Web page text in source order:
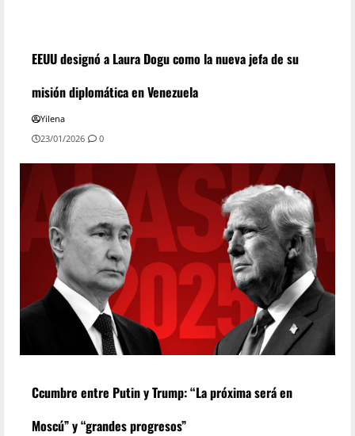
EEUU designó a Laura Dogu como la nueva jefa de su
misión diplomática en Venezuela
Yilena
23/01/2026
0
Ccumbre entre Putin y Trump: “La próxima será en
Moscú” y “grandes progresos”